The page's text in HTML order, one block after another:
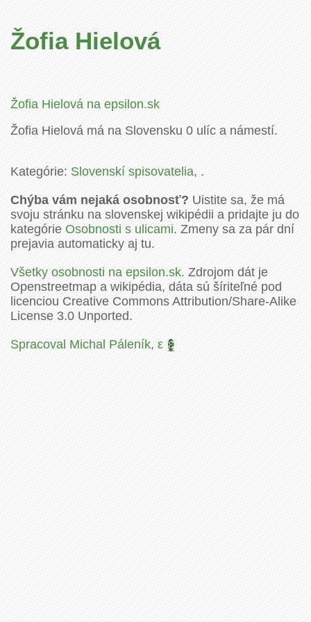
Žofia Hielová
Žofia Hielová na epsilon.sk
Žofia Hielová má na Slovensku 0 ulíc a námestí.
Kategórie:Slovenskí spisovatelia, .
Chýba vám nejaká osobnosť?Uistite sa, že má
svoju stránku na slovenskej wikipédii a pridajte ju do
kategórieOsobnosti s ulicami. Zmeny sa za pár dní
prejavia automaticky aj tu.
Všetky osobnosti na epsilon.sk.Zdrojom dát je
Openstreetmap a wikipédia, dáta sú šíriteľné pod
licenciou Creative Commons Attribution/Share-Alike
License 3.0 Unported.
Spracoval Michal Páleník,ε